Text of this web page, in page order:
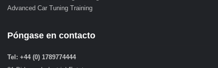
Advanced Car Tuning Training
Póngase en contacto
Tel: +44 (0) 1789774444